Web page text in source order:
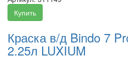
Купить
Краска в/д Bindo 7
2.25л LUXIUM